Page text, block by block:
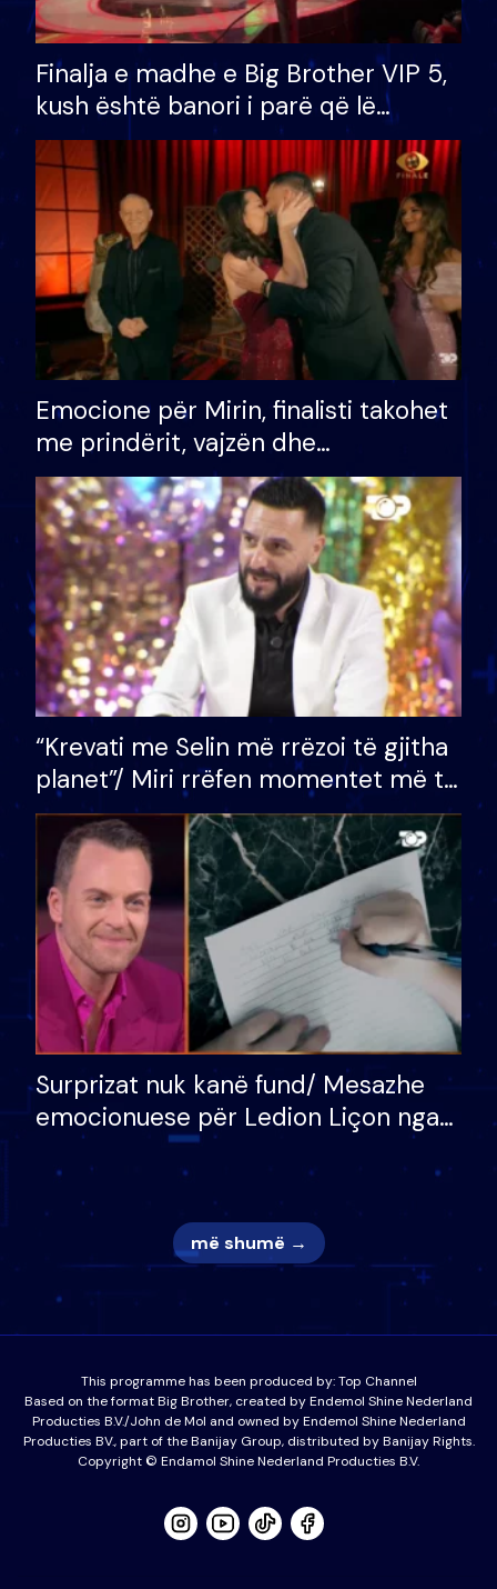
Finalja e madhe e Big Brother VIP 5,
kush është banori i parë që lë
shtëpinë dhe humb mundësinë për
të fituar çmimin e madh
Emocione për Mirin, finalisti takohet
me prindërit, vajzën dhe
bashkëshorten: S’kemi ndonjë letër
divorci apo jo?
“Krevati me Selin më rrëzoi të gjitha
planet”/ Miri rrëfen momentet më të
bukura në shtëpinë e BB VIP: Do më
mungojë zilja e mëngjesit kur…
Surprizat nuk kanë fund/ Mesazhe
emocionuese për Ledion Liçon nga
nëna dhe fëmijët e tij, moderatori
nuk i mban dot lotët: Nuk meritoj…
më shumë →
This programme has been produced by:Top Channel
Based on the format Big Brother, created by Endemol Shine Nederland
Producties B.V./John de Mol and owned by Endemol Shine Nederland
Producties BV., part of the Banijay Group, distributed by Banijay Rights.
Copyright © Endamol Shine Nederland Producties B.V.